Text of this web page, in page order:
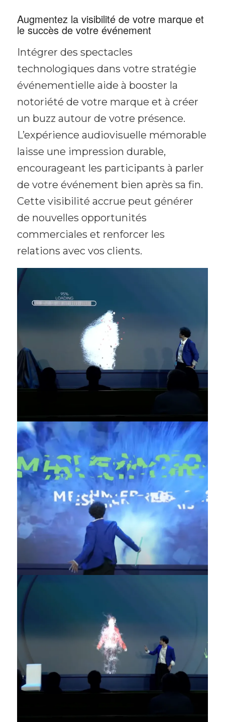
Augmentez la visibilité de votre marque et
le succès de votre événement
Intégrer des spectacles
technologiques dans votre stratégie
événementielle aide à booster la
notoriété de votre marque et à créer
un buzz autour de votre présence.
L’expérience audiovisuelle mémorable
laisse une impression durable,
encourageant les participants à parler
de votre événement bien après sa fin.
Cette visibilité accrue peut générer
de nouvelles opportunités
commerciales et renforcer les
relations avec vos clients.